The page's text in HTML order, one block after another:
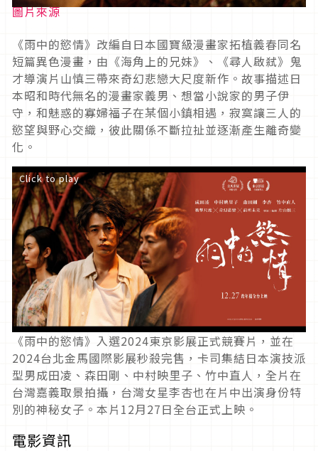
圖片來源
《雨中的慾情》改編自日本國寶級漫畫家拓植義春同名
短篇異色漫畫，由《海角上的兄妹》、《尋人啟弒》鬼
才導演片山慎三帶來奇幻悲戀大尺度新作。故事描述日
本昭和時代無名的漫畫家義男、想當小說家的男子伊
守，和魅惑的寡婦福子在某個小鎮相遇，寂寞讓三人的
慾望與野心交織，彼此關係不斷拉扯並逐漸產生離奇變
化。
Click to play
《雨中的慾情》入選2024東京影展正式競賽片，並在
2024台北金馬國際影展秒殺完售，卡司集結日本演技派
型男成田凌、森田剛、中村映里子、竹中直人，全片在
台灣嘉義取景拍攝，台灣女星李杏也在片中出演身份特
別的神秘女子。本片12月27日全台正式上映。
電影資訊